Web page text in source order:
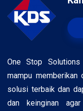
One Stop
mampu memberikan
solusi terbaik dan
dan keinginan